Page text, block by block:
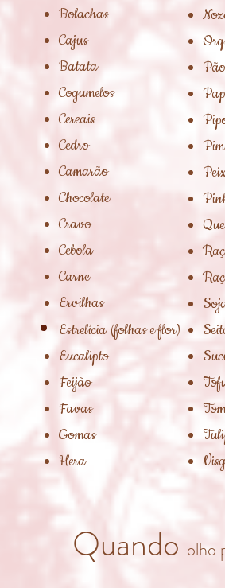
Bolachas
Cajus
Batata
Cogumelos
Cereais
Cedro
Camarão
Chocolate
Cravo
Cebola
Carne
Ervilhas
Estrelícia (folhas e flor)
Eucalipto
Feijão
Favas
Gomas
Hera
Pão
Quando olho